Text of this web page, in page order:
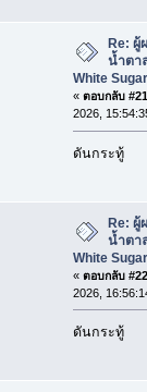
Re: ผู้
น้ำตา
White
« ตอบกลับ
2026,
ดันกระทู้
Re: ผู้
น้ำตา
White
« ตอบกลับ
2026,
ดันกระทู้